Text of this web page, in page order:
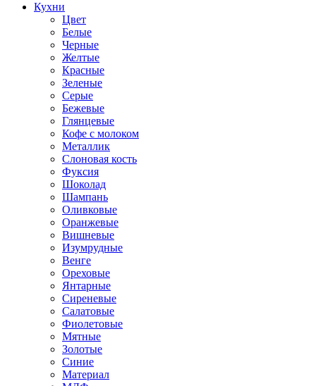
Кухни
Цвет
Белые
Черные
Желтые
Красные
Зеленые
Серые
Бежевые
Глянцевые
Кофе с молоком
Металлик
Слоновая кость
Фуксия
Шоколад
Шампань
Оливковые
Оранжевые
Вишневые
Изумрудные
Венге
Ореховые
Янтарные
Сиреневые
Салатовые
Фиолетовые
Мятные
Золотые
Синие
Материал